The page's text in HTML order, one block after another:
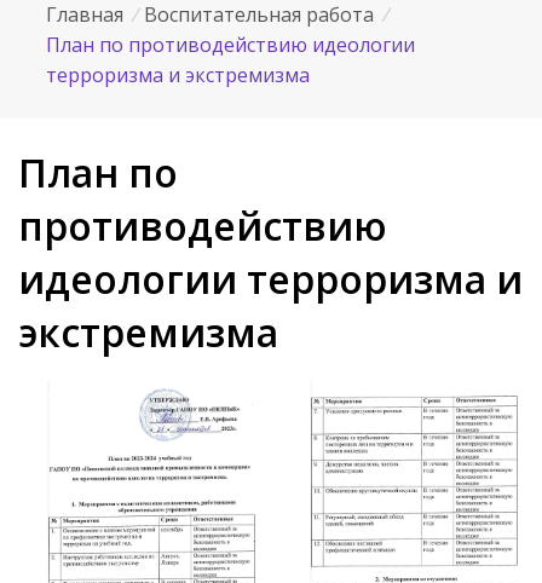
Главная / Воспитательная работа /
План по противодействию идеологии
терроризма и экстремизма
План по
противодействию
идеологии терроризма и
экстремизма